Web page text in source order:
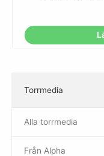
Torrmedia
–
Alla torrmedia
Från Alpha
–